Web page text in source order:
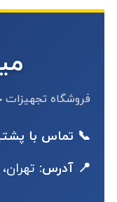
فروشگاه تجهیزات
📞 تماس با
📍 آدرس: تهران،